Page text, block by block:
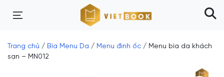
Trang chủ / Bìa Menu Da / Menu đinh ốc / Menu bìa da khách
sạn – MN012